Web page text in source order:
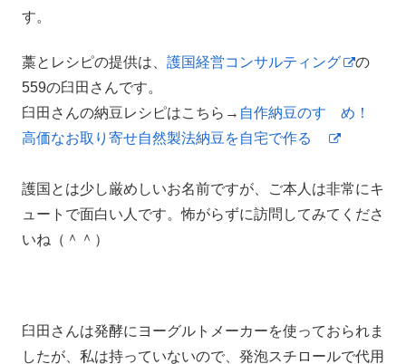
す。
藁とレシピの提供は、 護国経営コンサルティング
の
559の臼田さんです。
臼田さんの納豆レシピはこちら→ 自作納豆のすゝめ！
高価なお取り寄せ自然製法納豆を自宅で作る
護国とは少し厳めしいお名前ですが、ご本人は非常にキ
ュートで面白い人です。怖がらずに訪問してみてくださ
いね（＾＾）
臼田さんは発酵にヨーグルトメーカーを使っておられま
したが、私は持っていないので、発泡スチロールで代用